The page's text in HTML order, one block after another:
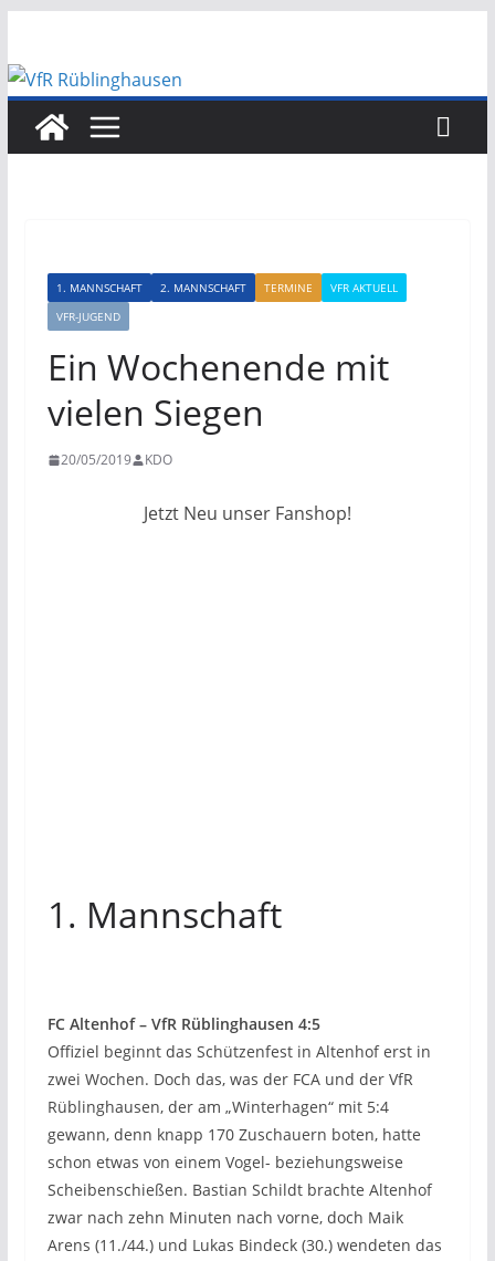
springen
1. MANNSCHAFT 2. MANNSCHAFT TERMINE
VFR AKTUELL
VFR-JUGEND
Ein Wochenende mit
vielen Siegen
20/05/2019 KDO
Jetzt Neu unser Fanshop!
1. Mannschaft
FC Altenhof – VfR Rüblinghausen 4:5
Offiziel beginnt das Schützenfest in Altenhof erst in
zwei Wochen. Doch das, was der FCA und der VfR
Rüblinghausen, der am „Winterhagen“ mit 5:4
gewann, denn knapp 170 Zuschauern boten, hatte
schon etwas von einem Vogel- beziehungsweise
Scheibenschießen. Bastian Schildt brachte Altenhof
zwar nach zehn Minuten nach vorne, doch Maik
Arens (11./44.) und Lukas Bindeck (30.) wendeten das